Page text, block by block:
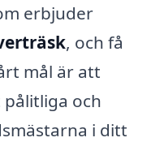
erbjuder
, och få
mål är att
och
i ditt